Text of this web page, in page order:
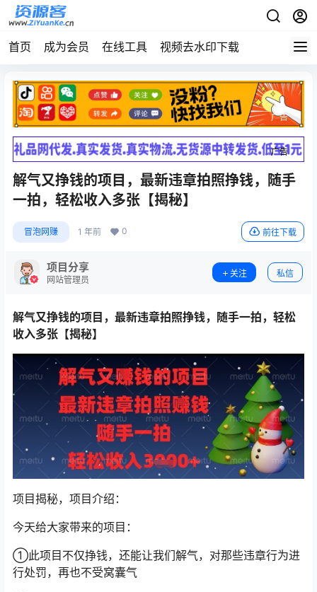
首页 成为会员 在线工具 视频去水印下载
广告
广告
解气又挣钱的项目，最新违章拍照挣钱，随手
一拍，轻松收入多张【揭秘】
冒泡网赚 1 年前 0 前往下载
项目分享
网站管理员
关注 私信
解气又挣钱的项目，最新违章拍照挣钱，随手一拍，轻松
收入多张【揭秘】
项目揭秘，项目介绍：
今天给大家带来的项目：
①此项目不仅挣钱，还能让我们解气，对那些违章行为进
行处罚，再也不受窝囊气